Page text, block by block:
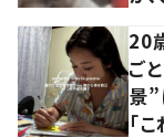
20
ご
景”
「